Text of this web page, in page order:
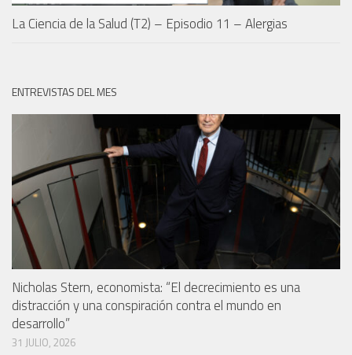
La Ciencia de la Salud (T2) – Episodio 11 – Alergias
ENTREVISTAS DEL MES
Nicholas Stern, economista: “El decrecimiento es una
distracción y una conspiración contra el mundo en
desarrollo”
31 JULIO, 2026